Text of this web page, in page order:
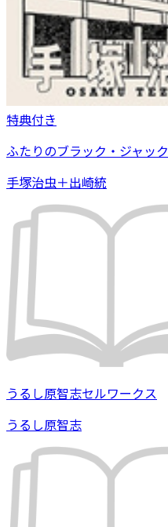
特典付き
ふたりのブラック・ジャッ
手塚治虫＋出崎統
うるし原智志セルワークス
うるし原智志